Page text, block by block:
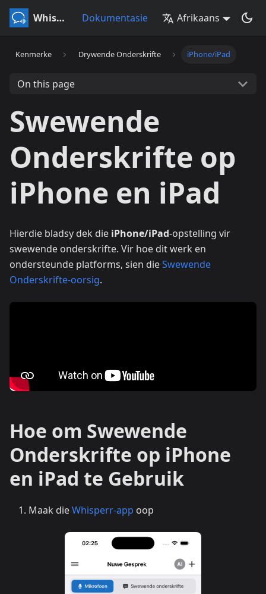
Whisperr Dokumentasie Afrikaans
Kenmerke Drywende Onderskrifte iPhone/iPad
On this page
Swewende
Onderskrifte op
iPhone en iPad
Hierdie bladsy dek die iPhone/iPad-opstelling vir
swewende onderskrifte. Vir hoe dit werk en
ondersteunde platforms, sien dieSwewende
Onderskrifte-oorsig.
Hoe om Swewende
Onderskrifte op iPhone
en iPad te Gebruik
Maak dieWhisperr-app oop